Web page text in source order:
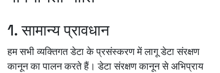
1. सामान्य प्रावधान
हम सभी व्यक्तिगत डेटा के प्रसंस्करण में लागू डेटा संरक्षण
कानून का पालन करते हैं। डेटा संरक्षण कानून से अभिप्राय